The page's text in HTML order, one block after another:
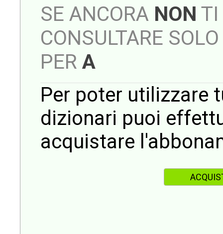
SE ANCORA NON TI
CONSULTARE
PER A
Per poter utilizzare
dizionari puoi
acquistare